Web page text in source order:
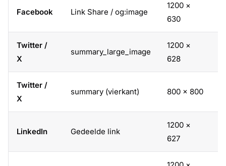
Facebook Link Share / og:image
1200 ×
630
Twitter /
X
summary_large_image
1200 ×
628
Twitter /
X
summary (vierkant) 800 × 800
LinkedIn Gedeelde link
1200 ×
627